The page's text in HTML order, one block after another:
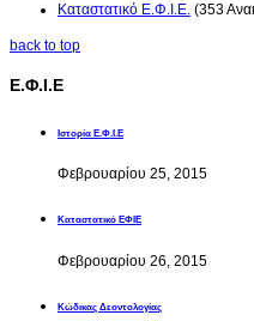
Καταστατικό Ε.Φ.Ι.Ε. (353
back to top
Ε.Φ.Ι.Ε
Ιστορία Ε.Φ.Ι.Ε
Φεβρουαρίου 25, 2015
Καταστατικό ΕΦΙΕ
Φεβρουαρίου 26, 2015
Κώδικας Δεοντολογίας